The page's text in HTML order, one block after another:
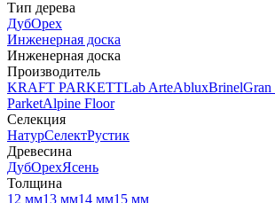
Тип дерева
ДубОрех
Инженерная доска
Инженерная доска
Производитель
KRAFT PARKETTLab ArteAbluxBrinelGran
ParketAlpine Floor
Селекция
НатурСелектРустик
Древесина
ДубОрехЯсень
Толщина
12 мм13 мм14 мм15 мм